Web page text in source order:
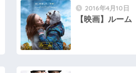
2016年4月10日
【映画】ルーム